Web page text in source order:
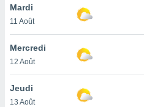
le
ainsi
un
Mardi
11 Août
Mercredi
12 Août
Jeudi
13 Août